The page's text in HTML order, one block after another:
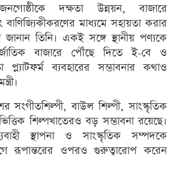
দক্ষতা উন্নয়ন, বাজারে
বাণিজ্যিকীকরণের মাধ্যমে সহায়তা করার
তিনি। একই সঙ্গে স্থানীয় পণ্যকে
বাজারে পৌঁছে দিতে ই-বে ও
ব্যবহারের সম্ভাবনার কথাও
সংগীতশিল্পী, বাউল শিল্পী, সাংস্কৃতিক
শিল্পখাতেরও বড় সম্ভাবনা রয়েছে।
স্থাপনা ও সাংস্কৃতিক সম্পদকে
রূপান্তরের ওপরও গুরুত্বারোপ করেন